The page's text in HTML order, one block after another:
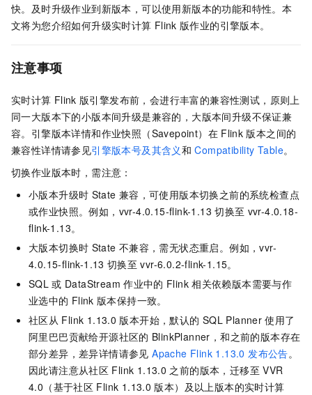
快。及时升级作业到新版本，可以使用新版本的功能和特性。本
文将为您介绍如何升级实时计算 Flink 版作业的引擎版本。
注意事项
实时计算 Flink 版引擎发布前，会进行丰富的兼容性测试，原则上
同一大版本下的小版本间升级是兼容的，大版本间升级不保证兼
容。引擎版本详情和作业快照（Savepoint）在 Flink 版本之间的
兼容性详情请参见引擎版本号及其含义和 Compatibility Table。
切换作业版本时，需注意：
小版本升级时 State 兼容，可使用版本切换之前的系统检查点
或作业快照。例如，vvr-4.0.15-flink-1.13 切换至 vvr-4.0.18-
flink-1.13。
大版本切换时 State 不兼容，需无状态重启。例如，vvr-
4.0.15-flink-1.13 切换至 vvr-6.0.2-flink-1.15。
SQL 或 DataStream 作业中的 Flink 相关依赖版本需要与作
业选中的 Flink 版本保持一致。
社区从 Flink 1.13.0 版本开始，默认的 SQL Planner 使用了
阿里巴巴贡献给开源社区的 BlinkPlanner，和之前的版本存在
部分差异，差异详情请参见Apache Flink 1.13.0 发布公告。
因此请注意从社区 Flink 1.13.0 之前的版本，迁移至 VVR
4.0（基于社区 Flink 1.13.0 版本）及以上版本的实时计算